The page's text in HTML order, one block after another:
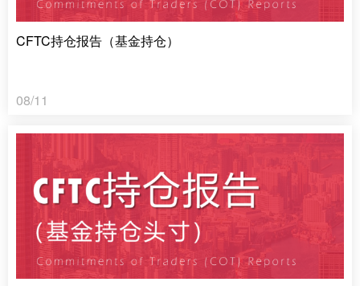
CFTC持仓报告（基金持仓）
08/11